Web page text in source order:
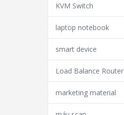
KVM Switch
laptop notebook
smart device
Load Balance Router
marketing material